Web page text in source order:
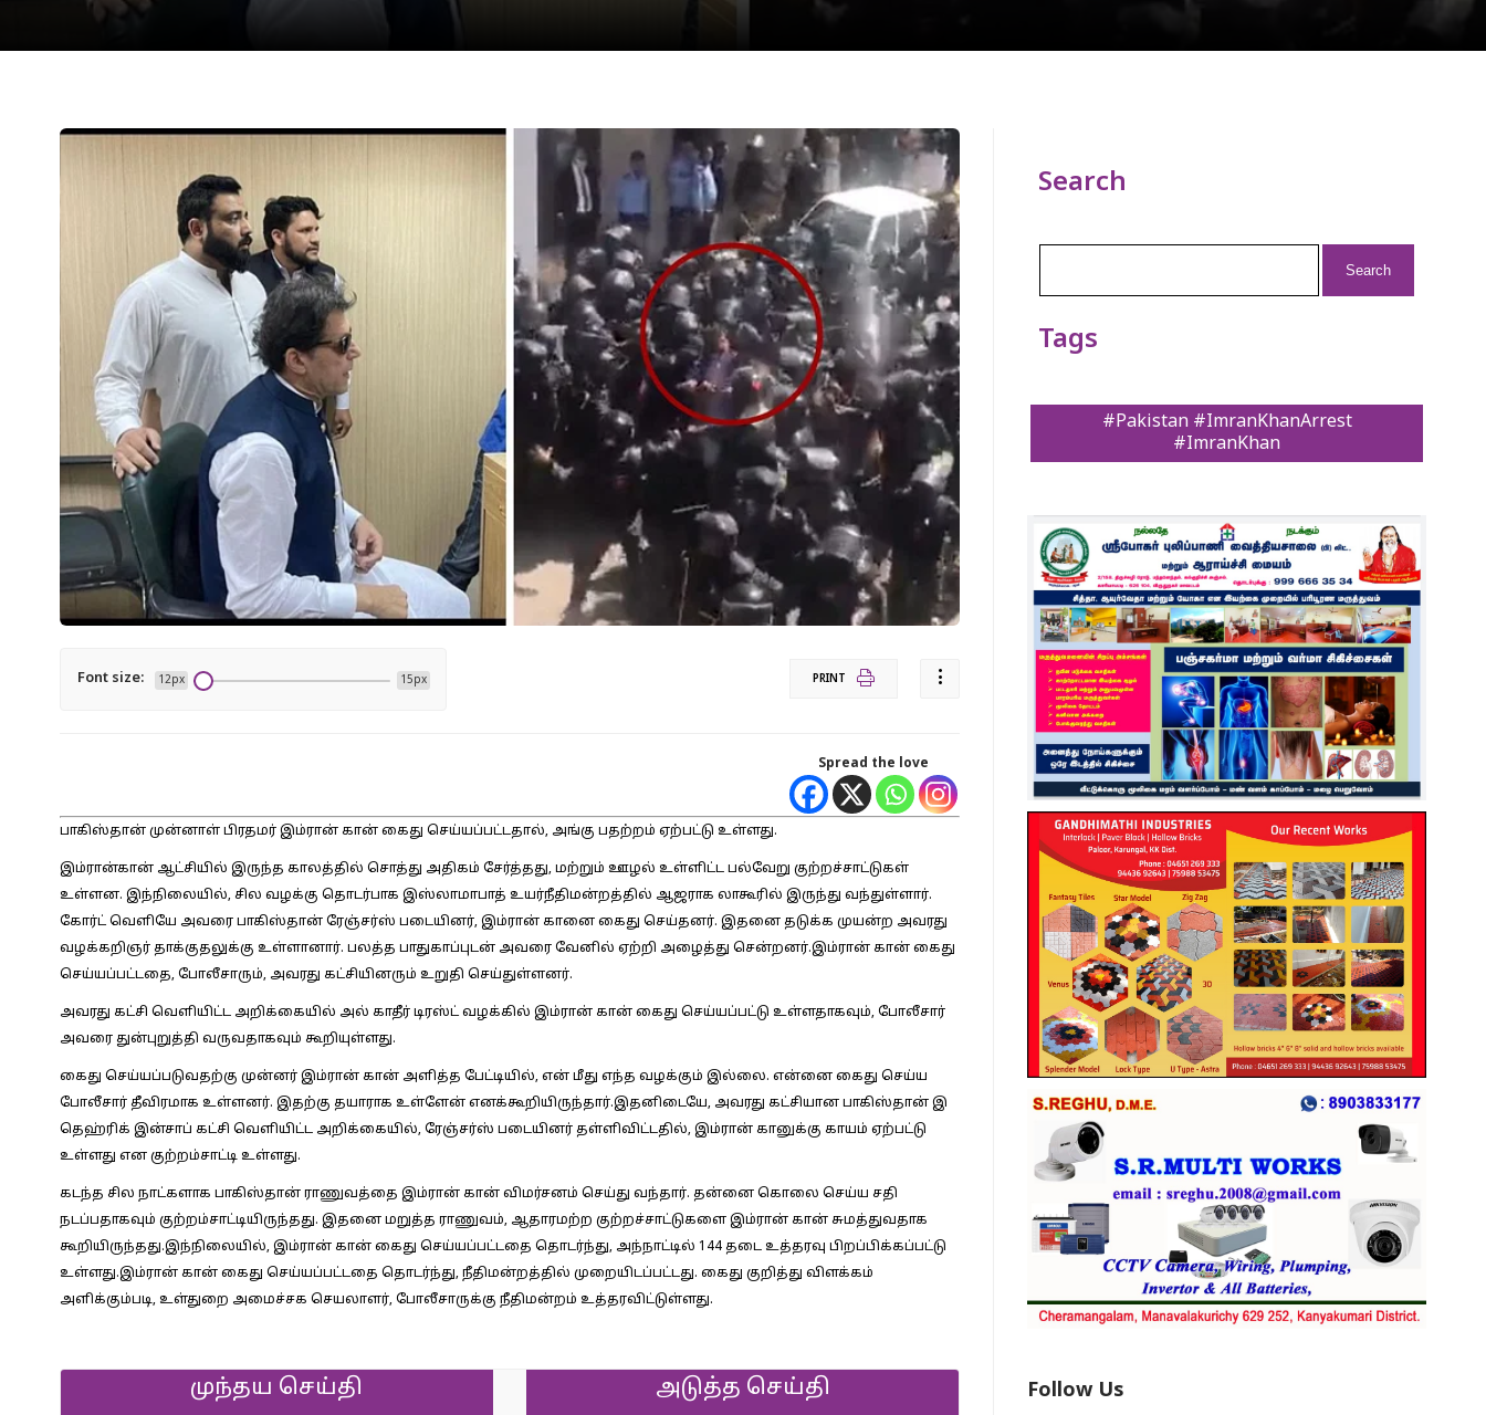
Font size: 12px 15px PRINT
Spread the love
பாகிஸ்தான் முன்னாள் பிரதமர் இம்ரான் கான் கைது செய்யப்பட்டதால், அங்கு பதற்றம் ஏற்பட்டு உள்ளது.
இம்ரான்கான் ஆட்சியில் இருந்த காலத்தில் சொத்து அதிகம் சேர்த்தது, மற்றும் ஊழல் உள்ளிட்ட பல்வேறு குற்றச்சாட்டுகள்
உள்ளன. இந்நிலையில், சில வழக்கு தொடர்பாக இஸ்லாமாபாத் உயர்நீதிமன்றத்தில் ஆஜராக லாகூரில் இருந்து வந்துள்ளார்.
கோர்ட் வெளியே அவரை பாகிஸ்தான் ரேஞ்சர்ஸ் படையினர், இம்ரான் கானை கைது செய்தனர். இதனை தடுக்க முயன்ற அவரது
வழக்கறிஞர் தாக்குதலுக்கு உள்ளானார். பலத்த பாதுகாப்புடன் அவரை வேனில் ஏற்றி அழைத்து சென்றனர்.இம்ரான் கான் கைது
செய்யப்பட்டதை, போலீசாரும், அவரது கட்சியினரும் உறுதி செய்துள்ளனர்.
அவரது கட்சி வெளியிட்ட அறிக்கையில் அல் காதீர் டிரஸ்ட் வழக்கில் இம்ரான் கான் கைது செய்யப்பட்டு உள்ளதாகவும், போலீசார்
அவரை துன்புறுத்தி வருவதாகவும் கூறியுள்ளது.
கைது செய்யப்படுவதற்கு முன்னர் இம்ரான் கான் அளித்த பேட்டியில், என் மீது எந்த வழக்கும் இல்லை. என்னை கைது செய்ய
போலீசார் தீவிரமாக உள்ளனர். இதற்கு தயாராக உள்ளேன் எனக்கூறியிருந்தார்.இதனிடையே, அவரது கட்சியான பாகிஸ்தான் இ
தெஹ்ரிக் இன்சாப் கட்சி வெளியிட்ட அறிக்கையில், ரேஞ்சர்ஸ் படையினர் தள்ளிவிட்டதில், இம்ரான் கானுக்கு காயம் ஏற்பட்டு
உள்ளது என குற்றம்சாட்டி உள்ளது.
கடந்த சில நாட்களாக பாகிஸ்தான் ராணுவத்தை இம்ரான் கான் விமர்சனம் செய்து வந்தார். தன்னை கொலை செய்ய சதி
நடப்பதாகவும் குற்றம்சாட்டியிருந்தது. இதனை மறுத்த ராணுவம், ஆதாரமற்ற குற்றச்சாட்டுகளை இம்ரான் கான் சுமத்துவதாக
கூறியிருந்தது.இந்நிலையில், இம்ரான் கான் கைது செய்யப்பட்டதை தொடர்ந்து, அந்நாட்டில் 144 தடை உத்தரவு பிறப்பிக்கப்பட்டு
உள்ளது.இம்ரான் கான் கைது செய்யப்பட்டதை தொடர்ந்து, நீதிமன்றத்தில் முறையிடப்பட்டது. கைது குறித்து விளக்கம்
அளிக்கும்படி, உள்துறை அமைச்சக செயலாளர், போலீசாருக்கு நீதிமன்றம் உத்தரவிட்டுள்ளது.
முந்தய செய்தி அடுத்த செய்தி
Search
Tags
#Pakistan #ImranKhanArrest
#ImranKhan
Follow Us